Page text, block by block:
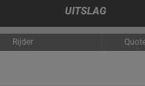
UITSLAG
Rijder